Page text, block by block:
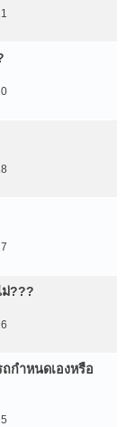
ม่???
กำหนดเองหรือ